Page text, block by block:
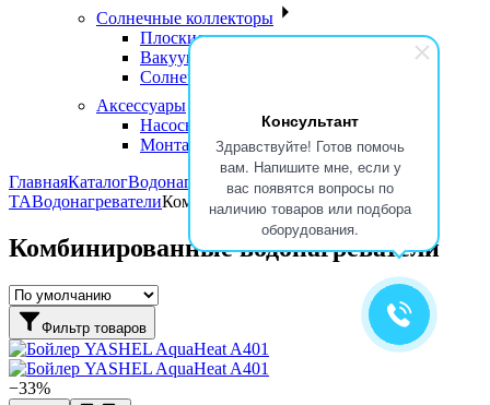
Консультант
Здравствуйте! Готов помочь
вам. Напишите мне, если у
вас появятся вопросы по
наличию товаров или подбора
оборудования.
Солнечные коллекторы
Плоские солнечные коллекторы
Вакуумные солнечные коллекторы
Солнечные водонагреватели
Аксессуары
Насосные группы
Монтажные элементы
ГлавнаяКаталогВодонагреватели и
ТАВодонагревателиКомбинированные водонагреватели
Комбинированные водонагреватели
Фильтр товаров
−33%